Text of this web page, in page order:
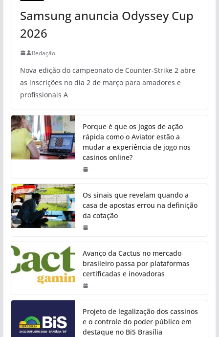
Samsung anuncia Odyssey Cup
2026
Redação
Nova edição do campeonato de Counter-Strike 2 abre
as inscrições no dia 2 de março para amadores e
profissionais A
Porque é que os jogos de ação
rápida como o Aviator estão a
mudar a experiência de jogo nos
casinos online?
Os sinais que revelam quando a
casa de apostas errou na definição
da cotação
Avanço da Cactus no mercado
brasileiro passa por plataformas
certificadas e inovadoras
Projeto de legalização dos cassinos
e o controle do poder público em
destaque no BiS Brasília